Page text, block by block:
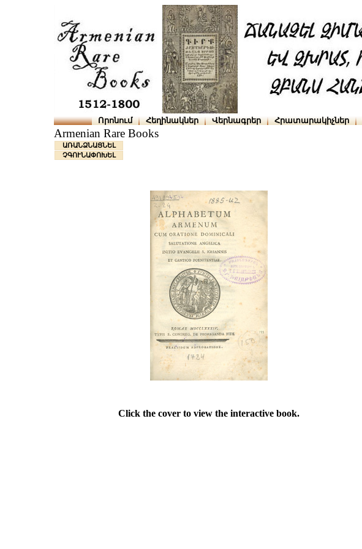
Որոնում Հեղինակներ Վերնագրեր Հրատարակիչներ
Armenian Rare Books
ԱՌԱՆՁՆԱՑՆԵԼ
ՉԳՈՒՆԱՓՈԽԵԼ
Click the cover to view the interactive book.